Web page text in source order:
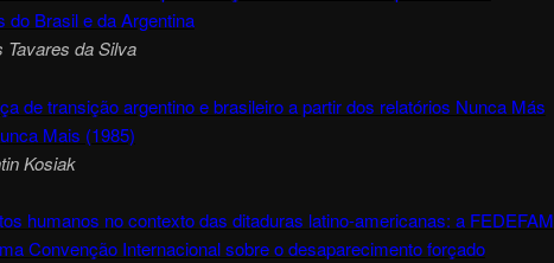
do Brasil e da Argentina
da Silva
de transição argentino e brasileiro a partir dos relatórios Nunca Más
Mais (1985)
Kosiak
humanos no contexto das ditaduras latino-americanas: a FEDEFAM
Convenção Internacional sobre o desaparecimento forçado